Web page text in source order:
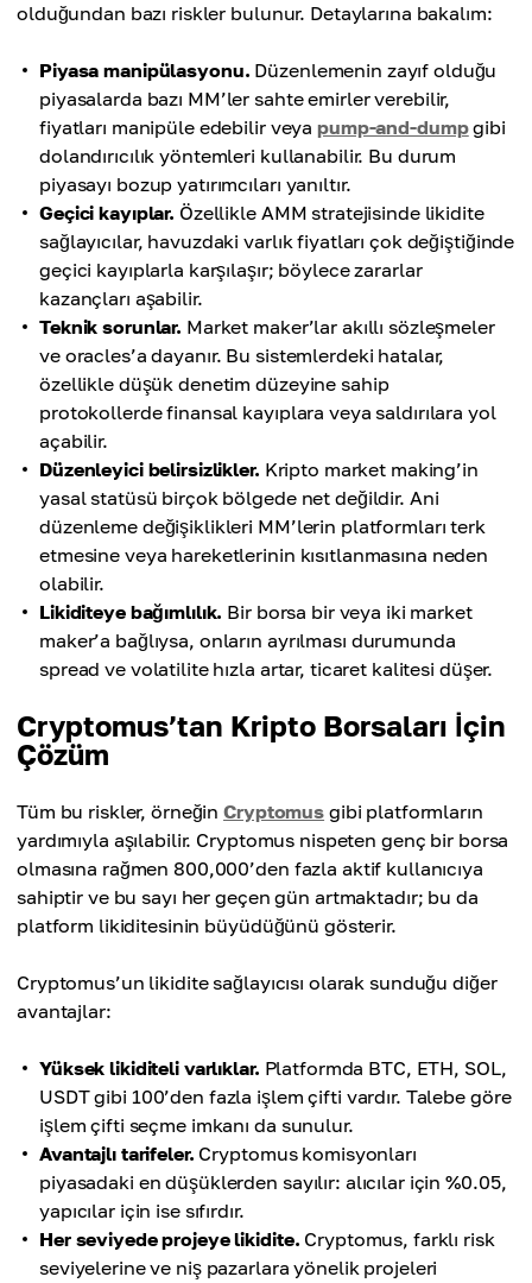
olduğundan bazı riskler bulunur. Detaylarına bakalım:
Piyasa manipülasyonu. Düzenlemenin zayıf olduğu
piyasalarda bazı MM’ler sahte emirler verebilir,
fiyatları manipüle edebilir veyapump-and-dumpgibi
dolandırıcılık yöntemleri kullanabilir. Bu durum
piyasayı bozup yatırımcıları yanıltır.
Geçici kayıplar. Özellikle AMM stratejisinde likidite
sağlayıcılar, havuzdaki varlık fiyatları çok değiştiğinde
geçici kayıplarla karşılaşır; böylece zararlar
kazançları aşabilir.
Teknik sorunlar. Market maker’lar akıllı sözleşmeler
ve oracles’a dayanır. Bu sistemlerdeki hatalar,
özellikle düşük denetim düzeyine sahip
protokollerde finansal kayıplara veya saldırılara yol
açabilir.
Düzenleyici belirsizlikler. Kripto market making’in
yasal statüsü birçok bölgede net değildir. Ani
düzenleme değişiklikleri MM’lerin platformları terk
etmesine veya hareketlerinin kısıtlanmasına neden
olabilir.
Likiditeye bağımlılık. Bir borsa bir veya iki market
maker’a bağlıysa, onların ayrılması durumunda
spread ve volatilite hızla artar, ticaret kalitesi düşer.
Cryptomus’tan Kripto Borsaları İçin
Çözüm
Tüm bu riskler, örneğinCryptomus gibi platformların
yardımıyla aşılabilir. Cryptomus nispeten genç bir borsa
olmasına rağmen 800,000’den fazla aktif kullanıcıya
sahiptir ve bu sayı her geçen gün artmaktadır; bu da
platform likiditesinin büyüdüğünü gösterir.
Cryptomus’un likidite sağlayıcısı olarak sunduğu diğer
avantajlar:
Yüksek likiditeli varlıklar. Platformda BTC, ETH, SOL,
USDT gibi 100’den fazla işlem çifti vardır. Talebe göre
işlem çifti seçme imkanı da sunulur.
Avantajlı tarifeler. Cryptomus komisyonları
piyasadaki en düşüklerden sayılır: alıcılar için %0.05,
yapıcılar için ise sıfırdır.
Her seviyede projeye likidite. Cryptomus, farklı risk
seviyelerine ve niş pazarlara yönelik projeleri